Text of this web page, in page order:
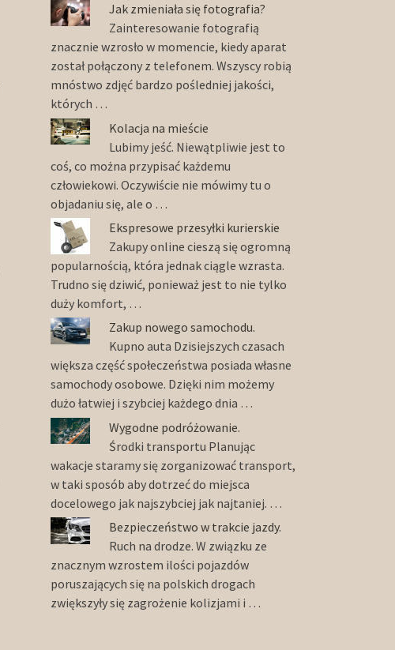
Jak zmieniała się fotografia?
Zainteresowanie fotografią
znacznie wzrosło w momencie, kiedy aparat
został połączony z telefonem. Wszyscy robią
mnóstwo zdjęć bardzo pośledniej jakości,
których …
Kolacja na mieście
Lubimy jeść. Niewątpliwie jest to
coś, co można przypisać każdemu
człowiekowi. Oczywiście nie mówimy tu o
objadaniu się, ale o …
Ekspresowe przesyłki kurierskie
Zakupy online cieszą się ogromną
popularnością, która jednak ciągle wzrasta.
Trudno się dziwić, ponieważ jest to nie tylko
duży komfort, …
Zakup nowego samochodu.
Kupno auta Dzisiejszych czasach
większa część społeczeństwa posiada własne
samochody osobowe. Dzięki nim możemy
dużo łatwiej i szybciej każdego dnia …
Wygodne podróżowanie.
Środki transportu Planując
wakacje staramy się zorganizować transport,
w taki sposób aby dotrzeć do miejsca
docelowego jak najszybciej jak najtaniej. …
Bezpieczeństwo w trakcie jazdy.
Ruch na drodze. W związku ze
znacznym wzrostem ilości pojazdów
poruszających się na polskich drogach
zwiększyły się zagrożenie kolizjami i …